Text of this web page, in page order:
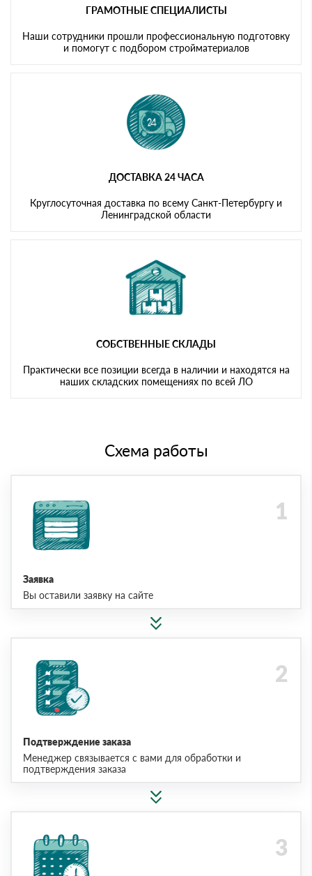
ГРАМОТНЫЕ СПЕЦИАЛИСТЫ
Наши сотрудники прошли профессиональную подготовку
и помогут с подбором стройматериалов
ДОСТАВКА 24 ЧАСА
Круглосуточная доставка по всему Санкт-Петербургу и
Ленинградской области
СОБСТВЕННЫЕ СКЛАДЫ
Практически все позиции всегда в наличии и находятся на
наших складских помещениях по всей ЛО
Схема работы
Заявка
Вы оставили заявку на сайте
Подтверждение заказа
Менеджер связывается с вами для обработки и
подтверждения заказа